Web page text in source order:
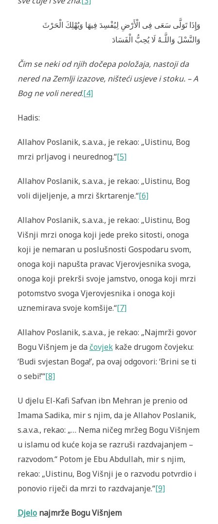
وَإِذَا تَوَلَّى سَعَى فِى الْأَرْ‌ضِ لِيُفْسِدَ فِيهَا وَيُهْلِكَ الْحَرْ‌ثَ
وَالنَّسْلَ وَاللَّـهُ لَا يُحِبُّ الْفَسَادَ
Čim se neki od njih dočepa položaja, nastoji da
nered na Zemlji izazove, ništeći usjeve i stoku. – A
Bog ne voli nered.[4]
Hadis:
Allahov Poslanik, s.a.v.a., je rekao: „Uistinu, Bog
mrzi prljavog i neurednog.“[5]
Allahov Poslanik, s.a.v.a., je rekao: „Uistinu, Bog
voli dijeljenje, a mrzi škrtarenje.“[6]
Allahov Poslanik, s.a.v.a., je rekao: „Uistinu, Bog
Višnji mrzi onoga koji jede preko sitosti, onoga
koji je nemaran u poslušnosti Gospodaru svom,
onoga koji napušta pravac Vjerovjesnika svoga,
onoga koji prekrši svoje jamstvo, onoga koji mrzi
potomstvo svoga Vjerovjesnika i onoga koji
uznemirava svoje komšije.“[7]
Allahov Poslanik, s.a.v.a., je rekao: „Najmrži govor
Bogu Višnjem je da čovjekkaže drugom čovjeku:
‘Budi svjestan Boga!’, pa ovaj odgovori: ‘Brini se ti
o sebi!’“[8]
U djelu El-Kafi Safvan ibn Mehran je prenio od
Imama Sadika, mir s njim, da je Allahov Poslanik,
s.a.v.a., rekao: „… Nema ničeg mržeg Bogu Višnjem
u islamu od kuće koja se razruši razdvajanjem –
razvodom.“ Potom je Ebu Abdullah, mir s njim,
rekao: „Uistinu, Bog Višnji je o razvodu potvrdio i
ponovio riječi da mrzi to razdvajanje.“[9]
Djelonajmrže Bogu Višnjem